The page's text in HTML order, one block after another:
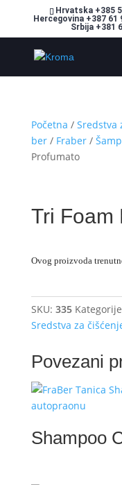
Hrvatska +385
Hercegovina +387
Srbija +381
Početna / Sredstva
ber/ Fraber/
Profumato
Tri Foam
Ovog proizvoda
SKU: 335
Sredstva za
Povezani
Shampoo